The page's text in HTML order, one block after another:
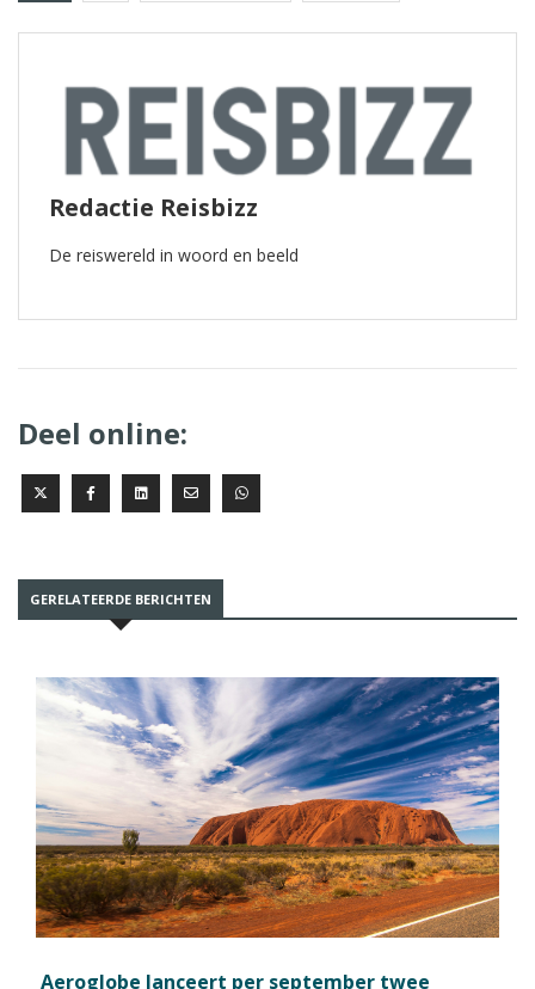
Redactie Reisbizz
De reiswereld in woord en beeld
Deel online:
GERELATEERDE BERICHTEN
Aeroglobe lanceert per september twee